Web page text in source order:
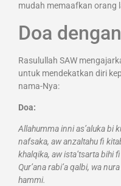
mudah memaafkan orang
Doa
Rasulullah SAW
untuk mendekatkan diri
nama-Nya:
Doa:
Allahumma inni as’aluka bi
nafsaka, aw anzaltahu fi
khalqika, aw ista’tsarta bihi
Qur’ana rabi’a qalbi, wa
hammi.